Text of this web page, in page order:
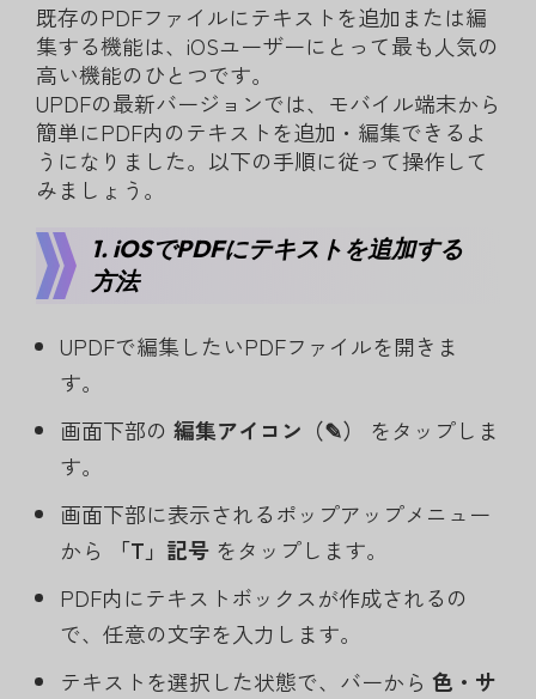
既存のPDFファイルにテキストを追加または編
集する機能は、iOSユーザーにとって最も人気の
高い機能のひとつです。
UPDFの最新バージョンでは、モバイル端末から
簡単にPDF内のテキストを追加・編集できるよ
うになりました。以下の手順に従って操作して
みましょう。
1. iOSでPDFにテキストを追加する
方法
UPDFで編集したいPDFファイルを開きま
す。
画面下部の 編集アイコン（✎）
をタップしま
す。
画面下部に表示されるポップアップメニュー
から
「T」記号 をタップします。
PDF内にテキストボックスが作成されるの
で、任意の文字を入力します。
テキストを選択した状態で、バーから 色・サ